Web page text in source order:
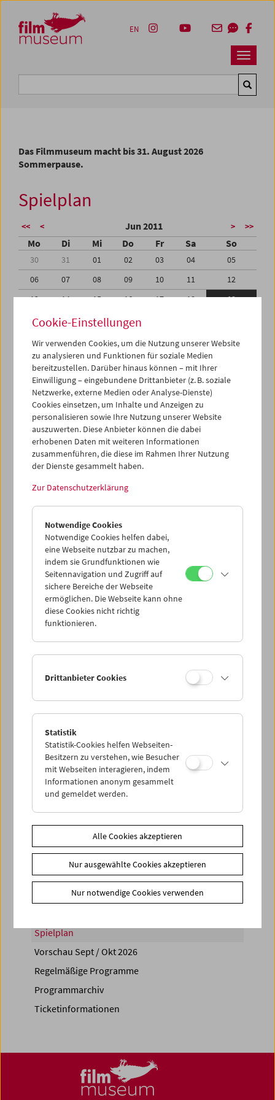
Zum Inhalt
Zum Hauptmenü
Zur Servicenavigation
Zum Suche
Navbar
EN
Das Filmmuseum macht bis 31. August 2026
Sommerpause.
Spielplan
<< < Jun 2011 > >>
Mo Di Mi Do Fr Sa So
30 31 01 02 03 04
05
06
07 08 09 10 11
12
13
14 15 16 17 18
19
20
21 22 23
27
29 01
03
04
05 06 07 08 09
iCalender
Programmheft-PDF
English language or subtitles
< Vorherige Woche
Mo 13.6.
Di 14.6.
Mi 15.6.
Do 16.6.
Sa 18.6.
PROGRAMM ÜBERBLICK
Share on
Spielplan
Vorschau Sept / Okt 2026
Regelmäßige Programme
Programmarchiv
Ticketinformationen
Cookie-Einstellungen
Wir verwenden Cookies, um die Nutzung unserer Website
zu analysieren und Funktionen für soziale Medien
bereitzustellen. Darüber hinaus können – mit Ihrer
Einwilligung – eingebundene Drittanbieter (z. B. soziale
Netzwerke, externe Medien oder Analyse-Dienste)
Cookies einsetzen, um Inhalte und Anzeigen zu
personalisieren sowie Ihre Nutzung unserer Website
auszuwerten. Diese Anbieter können die dabei
erhobenen Daten mit weiteren Informationen
zusammenführen, die diese im Rahmen Ihrer Nutzung
der Dienste gesammelt haben.
Zur Datenschutzerklärung
Notwendige Cookies
Notwendige Cookies helfen dabei,
eine Webseite nutzbar zu machen,
indem sie Grundfunktionen wie
Seitennavigation und Zugriff auf
sichere Bereiche der Webseite
ermöglichen. Die Webseite kann ohne
diese Cookies nicht richtig
funktionieren.
Drittanbieter Cookies
Statistik
Statistik-Cookies helfen Webseiten-
Besitzern zu verstehen, wie Besucher
mit Webseiten interagieren, indem
Informationen anonym gesammelt
und gemeldet werden.
Alle Cookies akzeptieren
Nur ausgewählte Cookies akzeptieren
Nur notwendige Cookies verwenden